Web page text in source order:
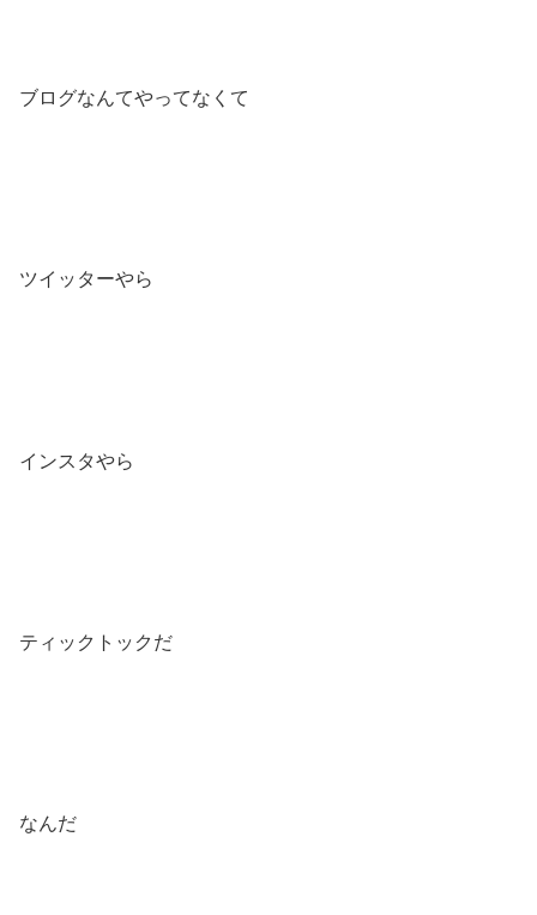
ブログなんてやってなくて
ツイッターやら
インスタやら
ティックトックだ
なんだ